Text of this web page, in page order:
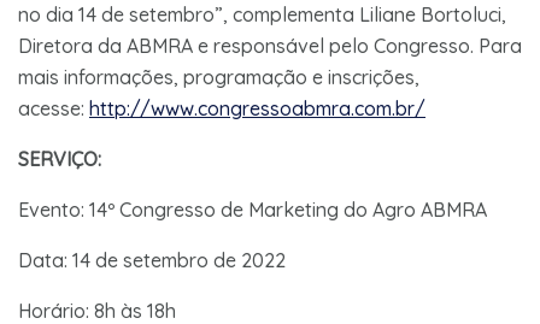
no dia 14 de setembro”, complementa Liliane Bortoluci,
Diretora da ABMRA e responsável pelo Congresso. Para
mais informações, programação e inscrições,
acesse: http://www.congressoabmra.com.br/
SERVIÇO:
Evento: 14º Congresso de Marketing do Agro ABMRA
Data: 14 de setembro de 2022
Horário: 8h às 18h